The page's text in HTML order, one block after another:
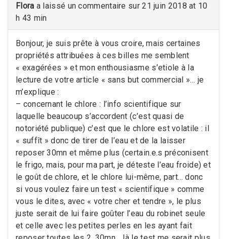
Flora a laissé un commentaire sur 21 juin 2018 at 10
h 43 min
Bonjour, je suis prête à vous croire, mais certaines
propriétés attribuées à ces billes me semblent
« exagérées » et mon enthousiasme s’etiole à la
lecture de votre article « sans but commercial »… je
m’explique :
– concernant le chlore : l’info scientifique sur
laquelle beaucoup s’accordent (c’est quasi de
notoriété publique) c’est que le chlore est volatile : il
« suffît » donc de tirer de l’eau et de la laisser
reposer 30mn et même plus (certain.e.s préconisent
le frigo, mais, pour ma part, je déteste l’eau froide) et
le goût de chlore, et le chlore lui-même, part… donc
si vous voulez faire un test « scientifique » comme
vous le dites, avec « votre cher et tendre », le plus
juste serait de lui faire goûter l’eau du robinet seule
et celle avec les petites perles en les ayant fait